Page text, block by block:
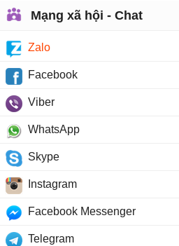
Mạng xã hội - Chat
Zalo
Facebook
Viber
WhatsApp
Skype
Instagram
Facebook Messenger
Telegram